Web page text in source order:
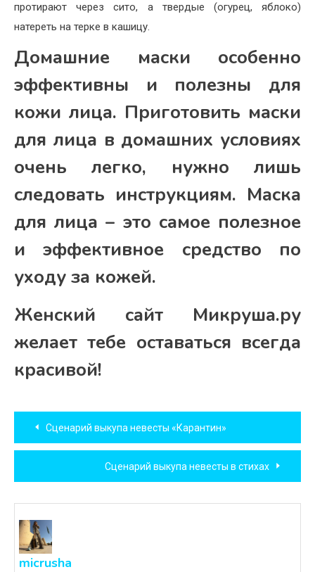
протирают через сито, а твердые (огурец, яблоко)
натереть на терке в кашицу.
Домашние маски особенно
эффективны и полезны для
кожи лица. Приготовить маски
для лица в домашних условиях
очень легко, нужно лишь
следовать инструкциям. Маска
для лица – это самое полезное
и эффективное средство по
уходу за кожей.
Женский сайт Микруша.ру
желает тебе оставаться всегда
красивой!
Навигация
по
записям
Сценарий выкупа невесты «Карантин»
Сценарий выкупа невесты в стихах
micrusha